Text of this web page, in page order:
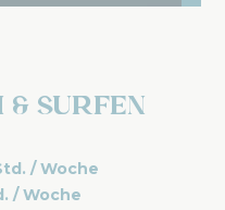
& Surfen
/ Woche
/ Woche